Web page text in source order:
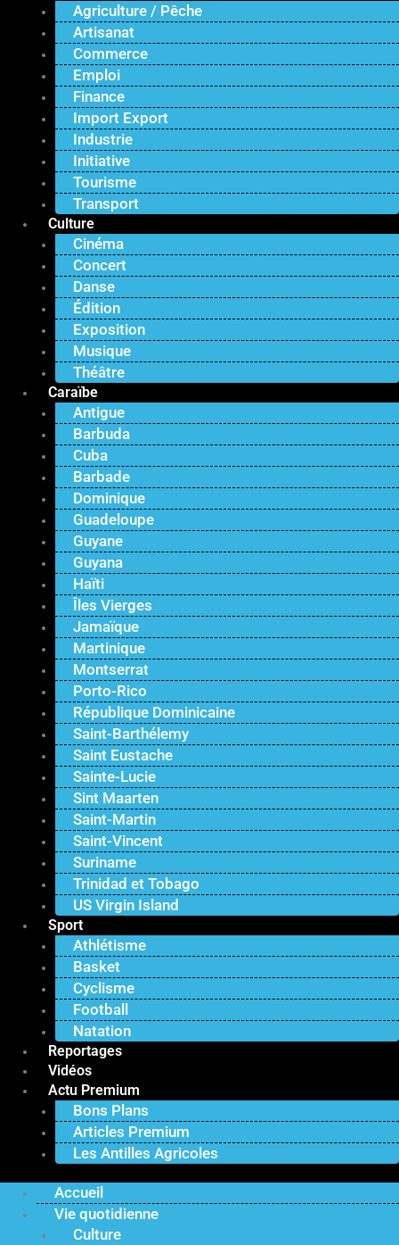
Agriculture / Pêche
Artisanat
Commerce
Emploi
Finance
Import Export
Industrie
Initiative
Tourisme
Transport
Culture
Cinéma
Concert
Danse
Édition
Exposition
Musique
Théâtre
Caraïbe
Antigue
Barbuda
Cuba
Barbade
Dominique
Guadeloupe
Guyane
Guyana
Haïti
Îles Vierges
Jamaïque
Martinique
Montserrat
Porto-Rico
République Dominicaine
Saint-Barthélemy
Saint Eustache
Sainte-Lucie
Sint Maarten
Saint-Martin
Saint-Vincent
Suriname
Trinidad et Tobago
US Virgin Island
Sport
Athlétisme
Basket
Cyclisme
Football
Natation
Reportages
Vidéos
Actu Premium
Bons Plans
Articles Premium
Les Antilles Agricoles
Accueil
Vie quotidienne
Culture